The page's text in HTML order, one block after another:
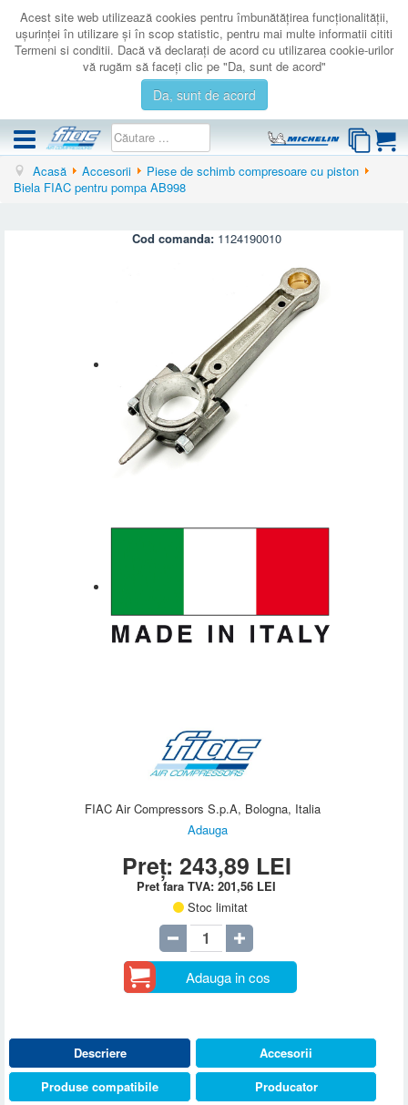
Acest site web utilizează cookies pentru îmbunătăţirea funcţionalităţii,
uşurinţei în utilizare şi în scop statistic, pentru mai multe informatii cititi
Termeni si conditii. Dacă vă declaraţi de acord cu utilizarea cookie-urilor
vă rugăm să faceţi clic pe "Da, sunt de acord"
Da, sunt de acord
COMPRESOARE
Acasă Accesorii
Piese de schimb compresoare cu piston
Biela FIAC pentru pompa AB998
Cod comanda: 1124190010
FIAC Air Compressors S.p.A, Bologna, Italia
Adauga
Preț: 243,89 LEI
Pret fara TVA:201,56 LEI
Stoc limitat
Adauga in cos
Descriere
Accesorii
Produse compatibile
Producator